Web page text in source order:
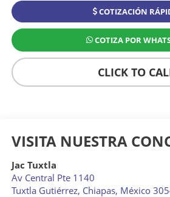
COTIZACIÓN
COTIZA POR
CLICK TO
VISITA NUESTRA
Jac Tuxtla
Av Central Pte 1140
Tuxtla Gutiérrez, Chiapas, México